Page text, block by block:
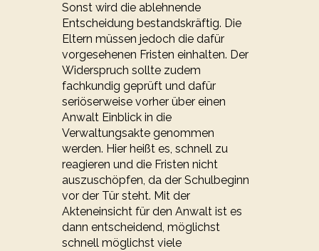
Sonst wird die ablehnende
Entscheidung bestandskräftig. Die
Eltern müssen jedoch die dafür
vorgesehenen Fristen einhalten. Der
Widerspruch sollte zudem
fachkundig geprüft und dafür
seriöserweise vorher über einen
Anwalt Einblick in die
Verwaltungsakte genommen
werden. Hier heißt es, schnell zu
reagieren und die Fristen nicht
auszuschöpfen, da der Schulbeginn
vor der Tür steht. Mit der
Akteneinsicht für den Anwalt ist es
dann entscheidend, möglichst
schnell möglichst viele